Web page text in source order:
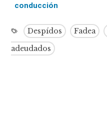
conducción
Despídos Fadea
adeudados